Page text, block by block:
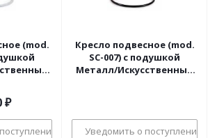
(mod.
₽
Кресло подвесное (mod.
SC-007) с подушкой
Металл/Искусственный
Уведомить о поступлении